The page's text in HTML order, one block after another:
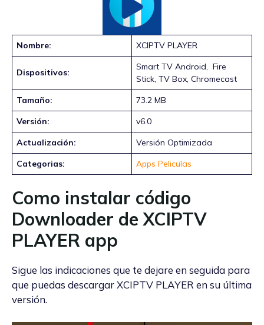
Nombre: XCIPTV PLAYER
Dispositivos:
Smart TV Android, Fire
Stick, TV Box, Chromecast
Tamaño:
73.2 MB
Versión:
v6.0
Actualización:
Versión Optimizada
Categorias:
Apps Peliculas
Como instalar código
Downloader de XCIPTV
PLAYER app
Sigue las indicaciones que te dejare en seguida para
que puedas descargar XCIPTV PLAYER en su última
versión.